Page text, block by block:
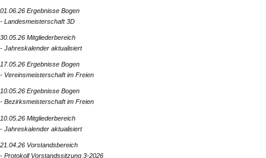
01.06.26 Ergebnisse Bogen
- Landesmeisterschaft 3D
30.05.26 Mitgliederbereich
- Jahreskalender aktualisiert
17.05.26 Ergebnisse Bogen
- Vereinsmeisterschaft im Freien
10.05.26 Ergebnisse Bogen
- Bezirksmeisterschaft im Freien
10.05.26 Mitgliederbereich
- Jahreskalender aktualisiert
21.04.26 Vorstandsbereich
- Protokoll Vorstandssitzung 3-2026